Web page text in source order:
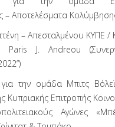
– Αποτελέσματα
– Απεσταλμένου ΚΥΠΕ /
Paris J. Andreou
την ομάδα Μπιτς
Κυπριακής Επιτροπής
Αγώνες